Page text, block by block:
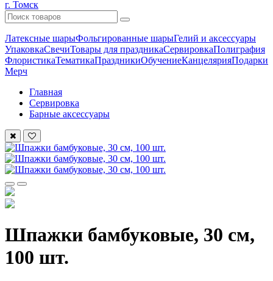
Латексные шарыФольгированные шарыГелий и аксессуары
УпаковкаСвечиТовары для праздникаСервировкаПолиграфия
ФлористикаТематикаПраздникиОбучениеКанцелярияПодарки
Мерч
Главная
Сервировка
Барные аксессуары
Шпажки бамбуковые, 30 см,
100 шт.